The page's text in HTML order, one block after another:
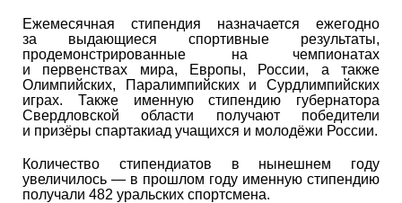
Ежемесячная стипендия назначается ежегодно
за выдающиеся спортивные результаты,
продемонстрированные на чемпионатах
и первенствах мира, Европы, России, а также
Олимпийских, Паралимпийских и Сурдлимпийских
играх. Также именную стипендию губернатора
Свердловской области получают победители
и призёры спартакиад учащихся и молодёжи России.
Количество стипендиатов в нынешнем году
увеличилось — в прошлом году именную стипендию
получали 482 уральских спортсмена.